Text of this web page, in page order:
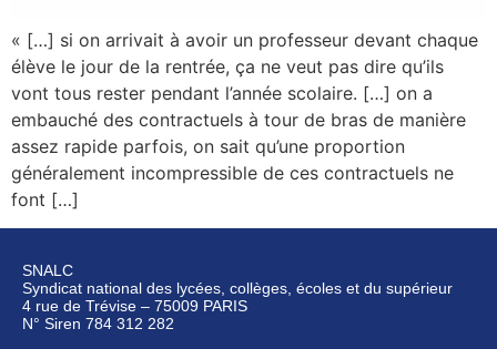
« […] si on arrivait à avoir un professeur devant chaque
élève le jour de la rentrée, ça ne veut pas dire qu’ils
vont tous rester pendant l’année scolaire. […] on a
embauché des contractuels à tour de bras de manière
assez rapide parfois, on sait qu’une proportion
généralement incompressible de ces contractuels ne
font […]
SNALC
Syndicat national des lycées, collèges, écoles et du supérieur
4 rue de Trévise – 75009 PARIS
N° Siren 784 312 282